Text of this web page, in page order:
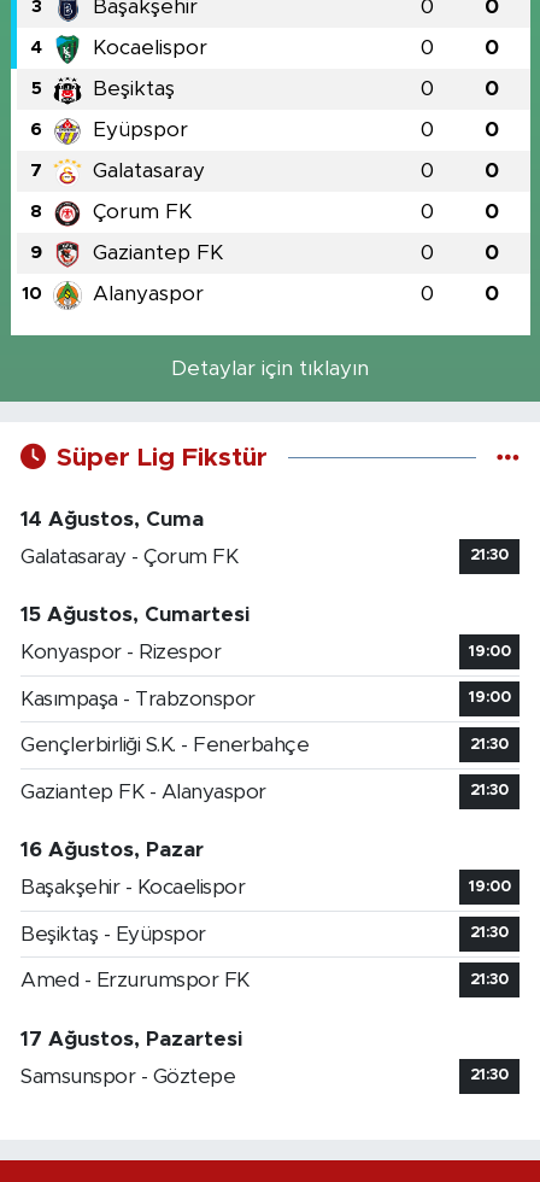
3 Başakşehir 0 0
4 Kocaelispor 0 0
5 Beşiktaş 0 0
6 Eyüpspor 0 0
7 Galatasaray 0 0
8 Çorum FK 0 0
9 Gaziantep FK 0 0
10 Alanyaspor 0 0
Detaylar için tıklayın
Süper Lig Fikstür
14 Ağustos, Cuma
Galatasaray - Çorum FK
21:30
15 Ağustos, Cumartesi
Konyaspor - Rizespor
19:00
Kasımpaşa - Trabzonspor 19:00
Gençlerbirliği S.K. - Fenerbahçe 21:30
Gaziantep FK - Alanyaspor 21:30
16 Ağustos, Pazar
Başakşehir - Kocaelispor
19:00
Beşiktaş - Eyüpspor 21:30
Amed - Erzurumspor FK 21:30
17 Ağustos, Pazartesi
Samsunspor - Göztepe
21:30